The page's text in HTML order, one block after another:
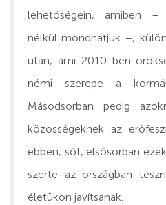
lehetőségein, amiben –
nélkül mondhatjuk –,
után, ami 2010-ben
némi szerepe a
Másodsorban pedig
közösségeknek az
ebben, sőt, elsősorban
szerte az országban
életükön javítsanak.